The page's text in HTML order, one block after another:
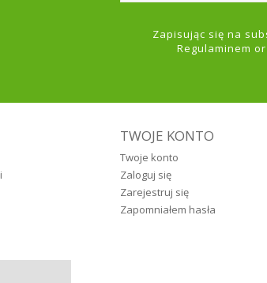
Zapisując się na
Regulaminem
TWOJE KONTO
Twoje konto
Zaloguj się
Zarejestruj się
Zapomniałem hasła